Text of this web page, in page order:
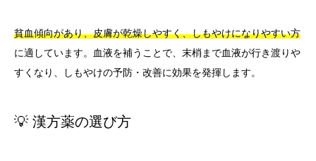
貧血傾向があり、皮膚が乾燥しやすく、しもやけになりやすい方
に適しています。血液を補うことで、末梢まで血液が行き渡りや
すくなり、しもやけの予防・改善に効果を発揮します。
💡 漢方薬の選び方